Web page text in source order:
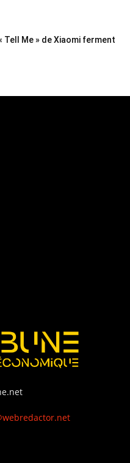
Tell Me » de Xiaomi ferment